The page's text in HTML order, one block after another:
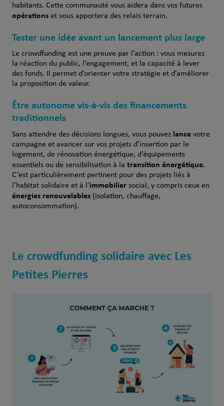
habitants. Cette communauté vous aidera dans vos futures
opérationset vous apportera des relais terrain.
Tester une idée avant un lancement plus large
Le crowdfunding est une preuve par l’action : vous mesurez
la réaction du public, l’engagement, et la capacité à lever
des fonds. Il permet d’orienter votre stratégie et d’améliorer
la proposition de valeur.
Être autonome vis-à-vis des financements
traditionnels
Sans attendre des décisions longues, vous pouvez lancevotre
campagne et avancer sur vos projets d’insertion par le
logement, de rénovation énergétique, d’équipements
essentiels ou de sensibilisation à la transition énergétique.
C’est particulièrement pertinent pour des projets liés à
l’habitat solidaire et à l’immobiliersocial, y compris ceux en
énergies renouvelables(isolation, chauffage,
autoconsommation).
Le crowdfunding solidaire avec Les
Petites Pierres